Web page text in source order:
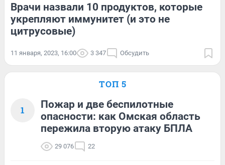
Врачи назвали 10 продуктов, которые
укрепляют иммунитет (и это не
цитрусовые)
11 января, 2023, 16:00 3 347 Обсудить
ТОП 5
1
Пожар и две беспилотные
опасности: как Омская область
пережила вторую атаку БПЛА
29 076 22